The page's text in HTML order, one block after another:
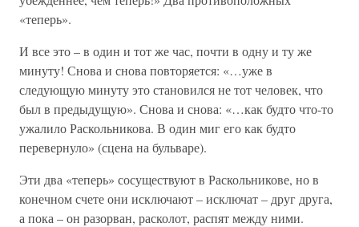
«теперь».
И все это – в один и тот же час, почти в одну и ту же
минуту! Снова и снова повторяется: «…уже в
следующую минуту это становился не тот человек, что
был в предыдущую». Снова и снова: «…как будто что-то
ужалило Раскольникова. В один миг его как будто
перевернуло» (сцена на бульваре).
Эти два «теперь» сосуществуют в Раскольникове, но в
конечном счете они исключают – исключат – друг друга,
а пока – он разорван, расколот, распят между ними.